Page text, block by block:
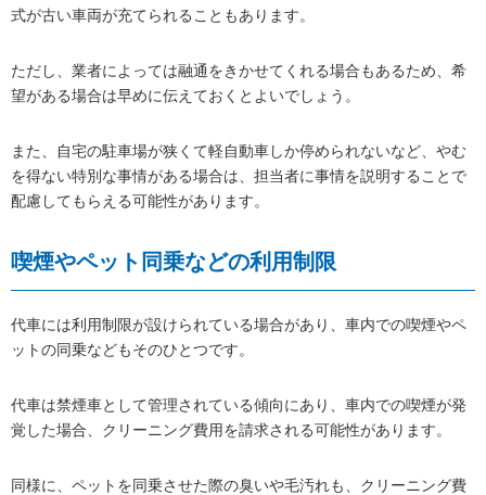
式が古い車両が充てられることもあります。
ただし、業者によっては融通をきかせてくれる場合もあるため、希
望がある場合は早めに伝えておくとよいでしょう。
また、自宅の駐車場が狭くて軽自動車しか停められないなど、やむ
を得ない特別な事情がある場合は、担当者に事情を説明することで
配慮してもらえる可能性があります。
喫煙やペット同乗などの利用制限
代車には利用制限が設けられている場合があり、車内での喫煙やペ
ットの同乗などもそのひとつです。
代車は禁煙車として管理されている傾向にあり、車内での喫煙が発
覚した場合、クリーニング費用を請求される可能性があります。
同様に、ペットを同乗させた際の臭いや毛汚れも、クリーニング費